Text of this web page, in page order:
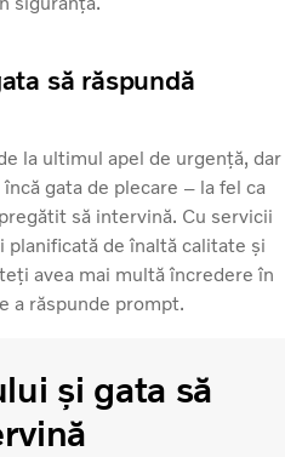
să răspundă
la ultimul apel de urgență, dar
gata de plecare – la fel ca
să intervină. Cu servicii
de înaltă calitate și
avea mai multă încredere în
a răspunde prompt.
și gata să